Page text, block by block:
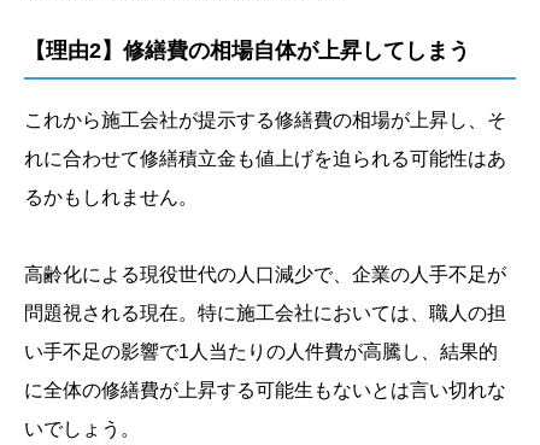
【理由2】修繕費の相場自体が上昇してしまう
これから施工会社が提示する修繕費の相場が上昇し、そ
れに合わせて修繕積立金も値上げを迫られる可能性はあ
るかもしれません。
高齢化による現役世代の人口減少で、企業の人手不足が
問題視される現在。特に施工会社においては、職人の担
い手不足の影響で1人当たりの人件費が高騰し、結果的
に全体の修繕費が上昇する可能生もないとは言い切れな
いでしょう。